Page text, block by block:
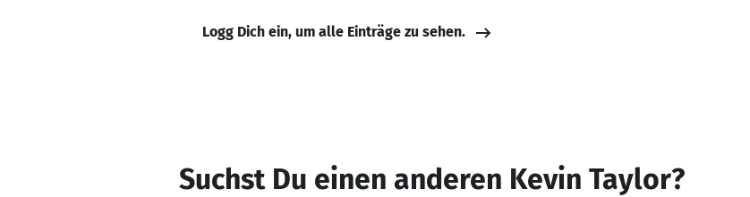
Logg Dich ein, um alle Einträge zu sehen.
Suchst Du einen anderen Kevin Taylor?